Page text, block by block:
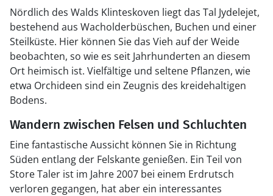
Nördlich des Walds Klinteskoven liegt das Tal Jydelejet,
bestehend aus Wacholderbüschen, Buchen und einer
Steilküste. Hier können Sie das Vieh auf der Weide
beobachten, so wie es seit Jahrhunderten an diesem
Ort heimisch ist. Vielfältige und seltene Pflanzen, wie
etwa Orchideen sind ein Zeugnis des kreidehaltigen
Bodens.
Wandern zwischen Felsen und Schluchten
Eine fantastische Aussicht können Sie in Richtung
Süden entlang der Felskante genießen. Ein Teil von
Store Taler ist im Jahre 2007 bei einem Erdrutsch
verloren gegangen, hat aber ein interessantes